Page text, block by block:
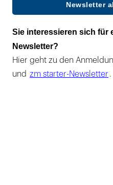
Newsletter
Sie interessieren sich für
Newsletter?
Hier geht zu den
und zm starter-Newsletter .